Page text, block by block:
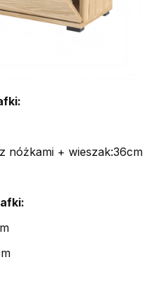
nóżkami + wieszak:36cm